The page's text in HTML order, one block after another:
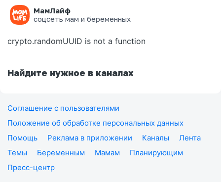
МамЛайф
соцсеть мам и беременных
Ошибка на странице
crypto.randomUUID is not a function
Найдите нужное в каналах
Соглашение с пользователями
Положение об обработке персональных данных
Помощь
Реклама в приложении Каналы
Лента
Темы
Беременным Мамам
Планирующим
Пресс-центр